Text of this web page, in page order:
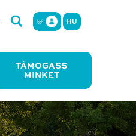
HU
TÁMOGASS
MINKET